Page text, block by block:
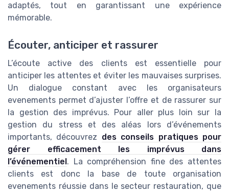
adaptés, tout en garantissant une expérience
mémorable.
Écouter, anticiper et rassurer
L’écoute active des clients est essentielle pour
anticiper les attentes et éviter les mauvaises surprises.
Un dialogue constant avec les organisateurs
evenements permet d’ajuster l’offre et de rassurer sur
la gestion des imprévus. Pour aller plus loin sur la
gestion du stress et des aléas lors d’événements
importants, découvrez des conseils pratiques pour
gérer efficacement les imprévus dans
l’événementiel . La compréhension fine des attentes
clients est donc la base de toute organisation
evenements réussie dans le secteur restauration, que